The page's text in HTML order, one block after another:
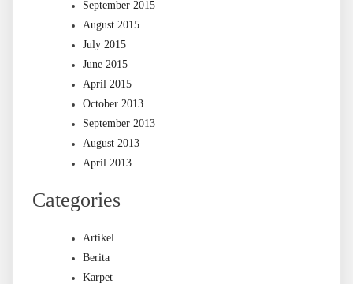
September 2015
August 2015
July 2015
June 2015
April 2015
October 2013
September 2013
August 2013
April 2013
Categories
Artikel
Berita
Karpet